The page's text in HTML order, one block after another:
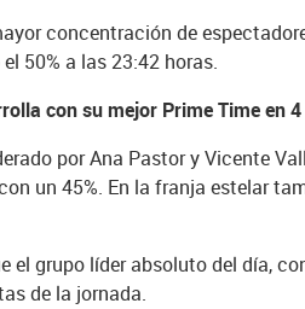
concentración de
50% a las 23:42 horas.
con su mejor Prime Time en
por Ana Pastor y Vicente
un 45%. En la franja estelar
el grupo líder absoluto del día,
de la jornada.